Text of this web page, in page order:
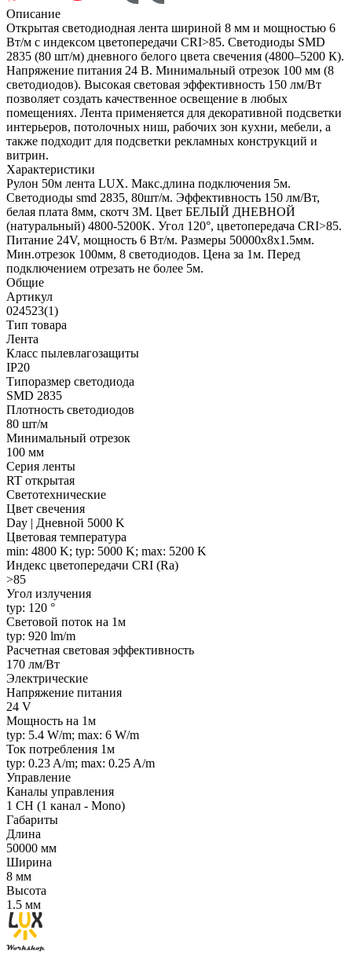
Описание
Открытая светодиодная лента шириной 8 мм и мощностью 6
Вт/м с индексом цветопередачи CRI>85. Светодиоды SMD
2835 (80 шт/м) дневного белого цвета свечения (4800–5200 К).
Напряжение питания 24 В. Минимальный отрезок 100 мм (8
светодиодов). Высокая световая эффективность 150 лм/Вт
позволяет создать качественное освещение в любых
помещениях. Лента применяется для декоративной подсветки
интерьеров, потолочных ниш, рабочих зон кухни, мебели, а
также подходит для подсветки рекламных конструкций и
витрин.
Характеристики
Рулон 50м лента LUX. Макс.длина подключения 5м.
Светодиоды smd 2835, 80шт/м. Эффективность 150 лм/Вт,
белая плата 8мм, скотч 3М. Цвет БЕЛЫЙ ДНЕВНОЙ
(натуральный) 4800-5200K. Угол 120°, цветопередача CRI>85.
Питание 24V, мощность 6 Вт/м. Размеры 50000х8х1.5мм.
Мин.отрезок 100мм, 8 светодиодов. Цена за 1м. Перед
подключением отрезать не более 5м.
Общие
Артикул
024523(1)
Тип товара
Лента
Класс пылевлагозащиты
IP20
Типоразмер светодиода
SMD 2835
Плотность светодиодов
80 шт/м
Минимальный отрезок
100 мм
Серия ленты
RT открытая
Светотехнические
Цвет свечения
Day | Дневной 5000 K
Цветовая температура
min: 4800 K; typ: 5000 K; max: 5200 K
Индекс цветопередачи CRI (Ra)
>85
Угол излучения
typ: 120 °
Световой поток на 1м
typ: 920 lm/m
Расчетная световая эффективность
170 лм/Вт
Электрические
Напряжение питания
24 V
Мощность на 1м
typ: 5.4 W/m; max: 6 W/m
Ток потребления 1м
typ: 0.23 A/m; max: 0.25 A/m
Управление
Каналы управления
1 CH (1 канал - Mono)
Габариты
Длина
50000 мм
Ширина
8 мм
Высота
1.5 мм